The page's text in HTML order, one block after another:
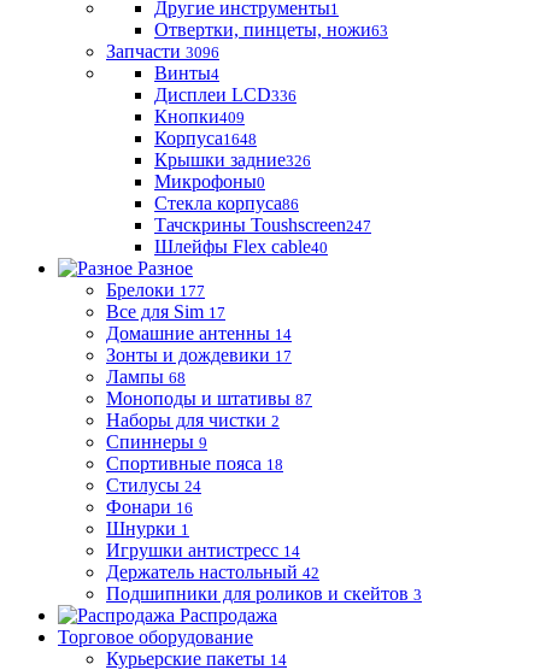
Другие инструменты1
Отвертки, пинцеты, ножи63
Запчасти 3096
Винты4
Дисплеи LCD336
Кнопки409
Корпуса1648
Крышки задние326
Микрофоны0
Стекла корпуса86
Тачскрины Toushscreen247
Шлейфы Flex cable40
Разное
Брелоки 177
Все для Sim 17
Домашние антенны 14
Зонты и дождевики 17
Лампы 68
Моноподы и штативы 87
Наборы для чистки 2
Спиннеры 9
Спортивные пояса 18
Стилусы 24
Фонари 16
Шнурки 1
Игрушки антистресс 14
Держатель настольный 42
Подшипники для роликов и скейтов 3
Распродажа
Торговое оборудование
Курьерские пакеты 14